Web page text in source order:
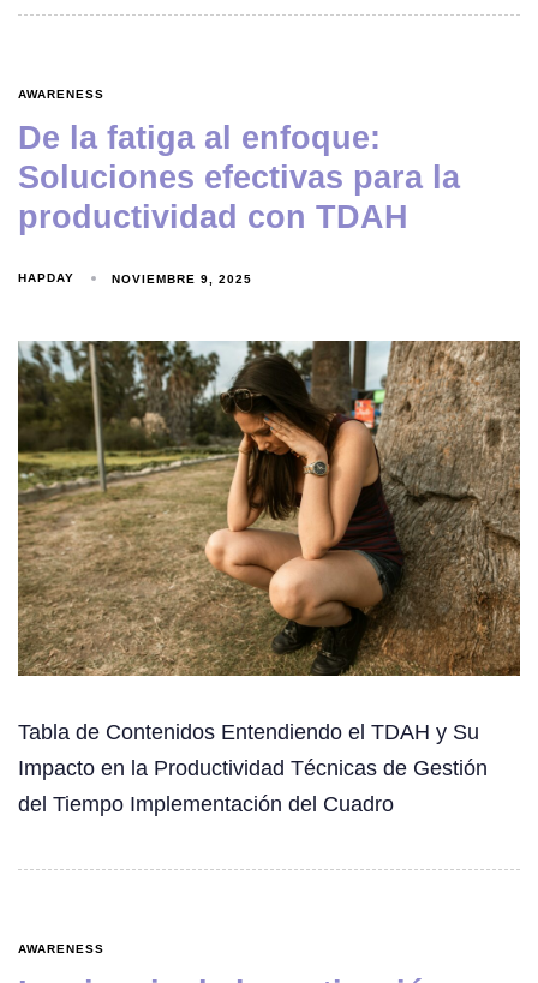
AWARENESS
De la fatiga al enfoque:
Soluciones efectivas para la
productividad con TDAH
HAPDAY NOVIEMBRE 9, 2025
Tabla de Contenidos Entendiendo el TDAH y Su
Impacto en la Productividad Técnicas de Gestión
del Tiempo Implementación del Cuadro
AWARENESS